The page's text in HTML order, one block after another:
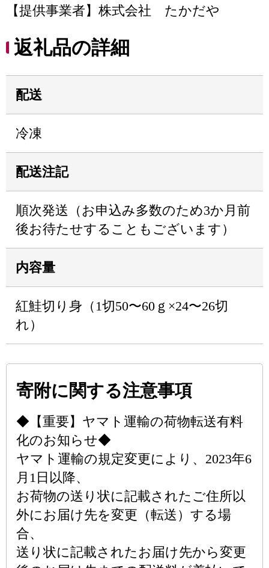
【提供事業者】株式会社 たかだや
返礼品の詳細
配送
冷凍
配送注記
順次発送（お申込み多数のため3か月前
後お待たせすることもございます）
内容量
紅鮭切り身（1切50〜60ｇ×24〜26切
れ）
寄附に関する注意事項
◆【重要】ヤマト運輸の荷物転送有料
化のお知らせ◆
ヤマト運輸の規定変更により、2023年6
月1日以降、
お荷物の送り状に記載されたご住所以
外にお届け先を変更（転送）する場
合、
送り状に記載されたお届け先から変更